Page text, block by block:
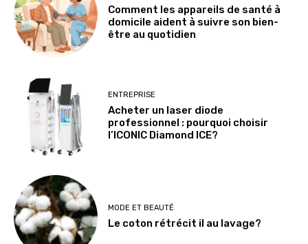
Comment les appareils de santé à
domicile aident à suivre son bien-
être au quotidien
ENTREPRISE
Acheter un laser diode
professionnel : pourquoi choisir
l’ICONIC Diamond ICE?
MODE ET BEAUTÉ
Le coton rétrécit il au lavage?